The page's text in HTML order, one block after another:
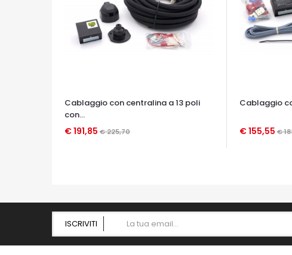
Cablaggio con centralina a 13 poli
con...
€ 191,85 € 225,70
Cablaggio
€ 155,55€
ISCRIVITI